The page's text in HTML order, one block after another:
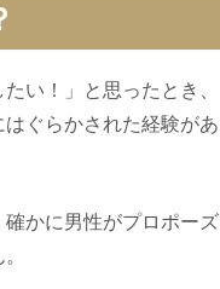
い！」と思ったとき、
ぐらかされた経験があ
かに男性がプロポーズ